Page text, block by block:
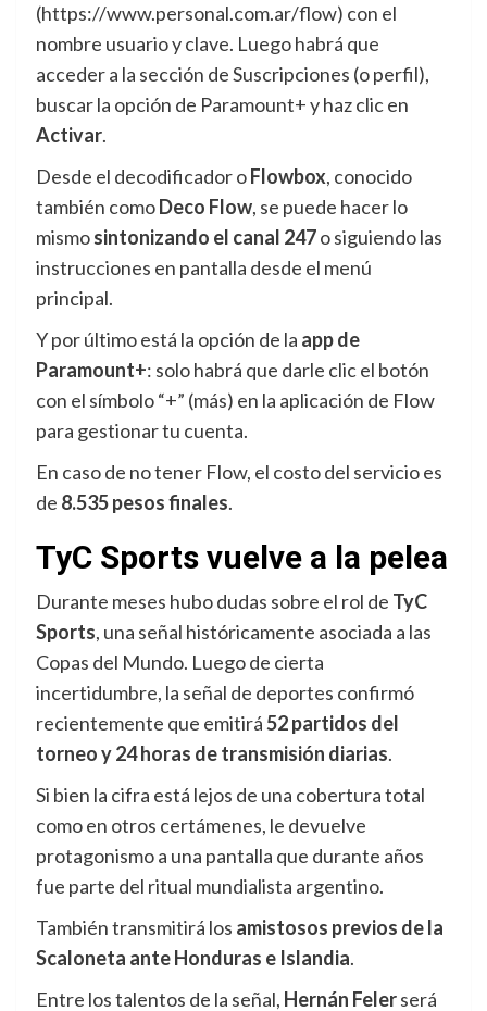
(https://www.personal.com.ar/flow) con el
nombre usuario y clave. Luego habrá que
acceder a la sección de Suscripciones (o perfil),
buscar la opción de Paramount+ y haz clic en
Activar.
Desde el decodificador oFlowbox, conocido
también comoDeco Flow, se puede hacer lo
mismosintonizando el canal 247o siguiendo las
instrucciones en pantalla desde el menú
principal.
Y por último está la opción de la app de
Paramount+: solo habrá que darle clic el botón
con el símbolo “+” (más) en la aplicación de Flow
para gestionar tu cuenta.
En caso de no tener Flow, el costo del servicio es
de 8.535 pesos finales.
TyC Sports vuelve a la pelea
Durante meses hubo dudas sobre el rol de TyC
Sports, una señal históricamente asociada a las
Copas del Mundo. Luego de cierta
incertidumbre, la señal de deportes confirmó
recientemente que emitirá52 partidos del
torneoy 24 horas de transmisión diarias.
Si bien la cifra está lejos de una cobertura total
como en otros certámenes, le devuelve
protagonismo a una pantalla que durante años
fue parte del ritual mundialista argentino.
También transmitirá los amistosos previos de la
Scaloneta ante Honduras e Islandia.
Entre los talentos de la señal, Hernán Felerserá